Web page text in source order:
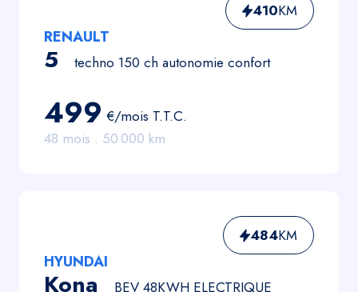
410KM
RENAULT
5 techno 150 ch autonomie confort
499 €/mois T.T.C.
48 mois . 50 000 km
484KM
HYUNDAI
Kona BEV 48KWH ELECTRIQUE